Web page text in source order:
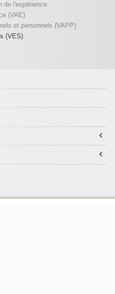
de l'expérience
(VAE)
et personnels (VAPP)
(VES)